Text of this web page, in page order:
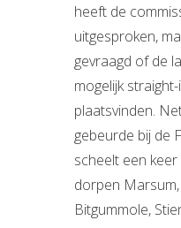
heeft de
uitgesproken,
gevraagd of de
mogelijk
plaatsvinden.
gebeurde bij de
scheelt een
dorpen
Bitgummole,